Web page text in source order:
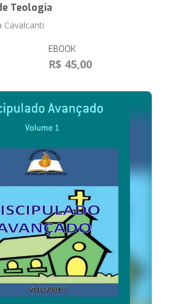
Teologia
Cavalcanti
EBOOK
R$ 45,00